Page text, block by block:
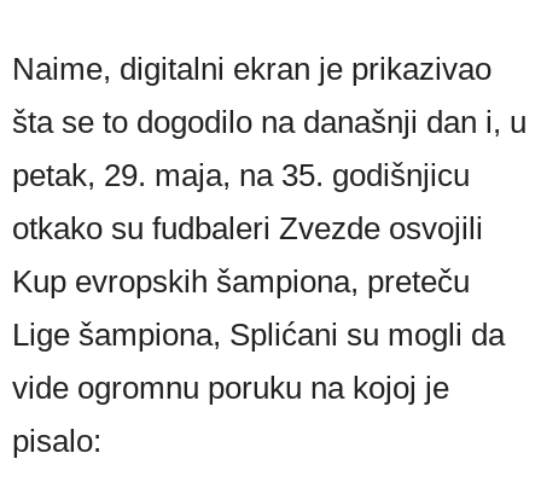
Naime, digitalni ekran je prikazivao
šta se to dogodilo na današnji dan i, u
petak, 29. maja, na 35. godišnjicu
otkako su fudbaleri Zvezde osvojili
Kup evropskih šampiona, preteču
Lige šampiona, Splićani su mogli da
vide ogromnu poruku na kojoj je
pisalo: